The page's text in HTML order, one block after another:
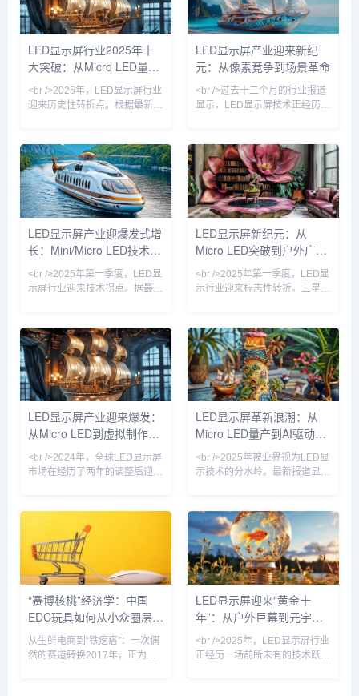
85%以上，单颗芯片成本下降近
四成。这意味着，曾被诟病“价
格高昂、难以落地”的Micro LED
大屏，正以每年约30%的速度降
低售价，并率先在高端商业显
代显示技术”的Micro LED，正以
惊人速度从实验室走向商业应
用。<br /><br />在近日落幕的
ISE 2025展会上，超过40家厂
商展出Micro LED透明屏、柔性
LED显示屏行业2025年十
大突破：从Micro LED量产
到AI驱动的透明显示新时代
<br />2025年，LED显示屏行业
迎来历史性转折点。根据最新出
槛，三星、索尼与京东方等头部
厂商相继宣布其Micro LED大尺
寸显示屏进入量产阶段。与传统
的LCD和OLED相比，Micro
LED在亮度、响应速度和功耗上
均实现了数量级的跃升，峰值亮
度突破10000尼特，而功耗降低
了40%。业内人士指出，这标志
LED显示屏产业迎来新纪
元：从像素竞争到场景革命
<br />过去十二个月的行业报道
显示，LED显示屏技术正经历一
方相继展示的Micro LED透明
屏，已将像素间距缩小至0.3毫
米以下，亮度突破10,000尼
特，同时通过巨量转移技术的改
良，将良品率提升至99.9%。与
此同时，Mini LED背光模组成
本较去年同期下降40%，促使
TCL、海信等品牌将85英寸以上
LED显示屏产业迎爆发式增
长：Mini/Micro LED技术颠
覆视觉体验，户外广告市场
重构在即
<br />2025年第一季度，LED显
示屏行业迎来技术拐点。据最新
180%，三星、TCL、苹果等头
部厂商纷纷将Mini LED技术下
放至中端产品线，推动终端售价
首次跌破万元大关。与此同时，
Micro LED领域传来重磅消息：
国内头部芯片厂商三安光电宣
布，其微米级LED芯片的巨量转
移良率已提升至99.99%，这一
LED显示屏新纪元：从
Micro LED突破到户外广告
的智慧革命
<br />2025年第一季度，LED显
示行业迎来标志性转折。三星、
示屏，像素间距首次突破0.3毫
米，亮度达到10,000尼特，功
耗较传统OLED降低40%。更关
键的是，此前困扰行业的巨量转
移良率问题已从99.9%提升至
99.99%，这意味着Micro LED
电视价格有望在两年内下探至万
元级。与此同时，国内厂商利亚
LED显示屏产业迎来爆发：
从Micro LED到虚拟制作，
技术革命重塑千亿市场
<br />2024年，全球LED显示屏
市场在经历了两年的调整后迎来
同比增长18%。这一增长背后，
是户外广告、舞台租赁、商业显
示、虚拟制作等多元场景的需求
共振。在中国，深圳、惠州等地
的LED显示屏企业订单排产已至
2025年二季度，产业链上下游
景气度显著回升。值得注意的
是，小间距LED（P2.5以下）产
绝对主力，
LED显示屏革新浪潮：从
Micro LED量产到AI驱动的
户外广告新纪元
<br />2025年被业界视为LED显
示技术的分水岭。最新报道显
基于Micro LED技术的透明显示
屏与可拉伸柔性屏，其中三星发
布的110英寸无边框Micro LED
电视，像素间距已缩小至0.4毫
米以下，峰值亮度突破4000尼
特。与此同时，国内龙头企业利
亚德与洲明科技宣布，其Micro
LED芯片巨量转移良率已提升至
“赛博核桃”经济学：中国
EDC玩具如何从小众圈层走
向亿级市场
从生鲜电商到“铁疙瘩”：一次偶
然的赛道转换2017年，正为生
LED显示屏迎来“黄金十
年”：从户外巨幕到元宇宙
入口，技术革命重塑百亿市
场
<br />2025年，LED显示屏行业
正经历一场前所未有的技术跃